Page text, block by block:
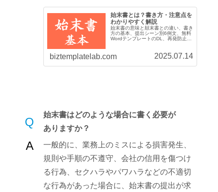
始末書とは？書き方・注意点を
わかりやすく解説
始末書の意味と顛末書との違い、書き
方の基本、提出シーン別6例文、無料
WordテンプレートのDL、再発防止策
biztemplatelab.com 2025.07.14
Q
始末書はどのような場合に書く必要が
ありますか？
A
一般的に、業務上のミスによる損害発生、
規則や手順の不遵守、会社の信用を傷つけ
る行為、セクハラやパワハラなどの不適切
な行為があった場合に、始末書の提出が求